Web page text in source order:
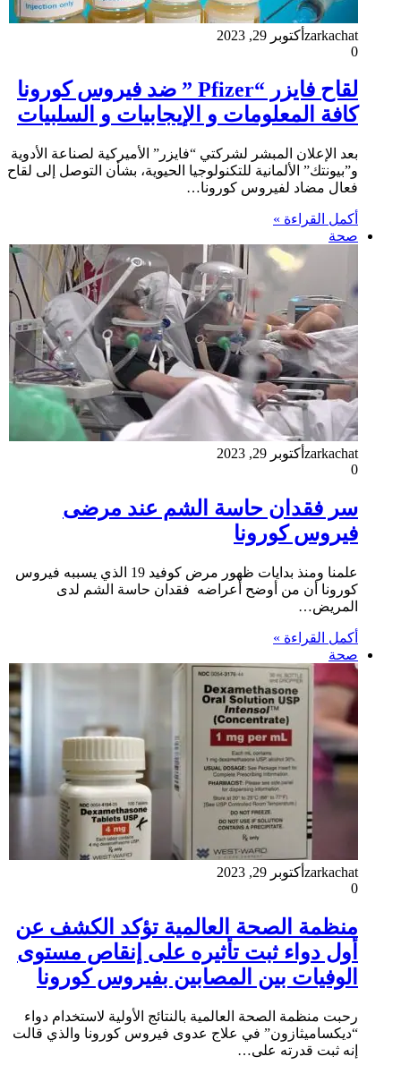
zarkachat أكتوبر 29, 2023
0
لقاح فايزر “Pfizer ” ضد فيروس كورونا
كافة المعلومات و الإيجابيات و السلبيات
بعد الإعلان المبشر لشركتي “فايزر” الأميركية لصناعة الأدوية
و”بيونتك” الألمانية للتكنولوجيا الحيوية، بشأن التوصل إلى لقاح
فعال مضاد لفيروس كورونا…
أكمل القراءة »
صحة
zarkachat أكتوبر 29, 2023
0
سر فقدان حاسة الشم عند مرضى
فيروس كورونا
علمنا ومنذ بدايات ظهور مرض كوفيد 19 الذي يسببه فيروس
كورونا أن من أوضح أعراضه فقدان حاسة الشم لدى
المريض…
أكمل القراءة »
صحة
zarkachat أكتوبر 29, 2023
0
منظمة الصحة العالمية تؤكد الكشف عن
أول دواء ثبت تأثيره على إنقاص مستوى
الوفيات بين المصابين بفيروس كورونا
رحبت منظمة الصحة العالمية بالنتائج الأولية لاستخدام دواء
“ديكساميثازون” في علاج عدوى فيروس كورونا والذي قالت
إنه ثبت قدرته على…